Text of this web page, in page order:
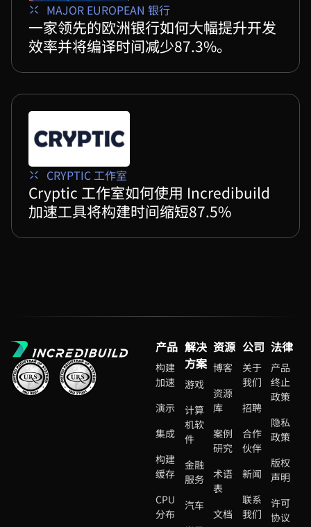
MAJOR EUROPEAN 银行
一家领先的欧洲银行如何大幅提升开发
效率并将编译时间减少87.3%。
CRYPTIC 工作室
Cryptic 工作室如何使用 Incredibuild
加速工具将构建时间缩短87.5%
产品
构建
加速
演示
集成
构建
缓存
CPU
分布
解决
方案
游戏
计算
机软
件
金融
服务
汽车
资源
博客
资源
库
案例
研究
术语
表
文档
公司
关于
我们
招聘
合作
伙伴
新闻
联系
我们
法律
产品
终止
政策
隐私
政策
版权
声明
许可
协议